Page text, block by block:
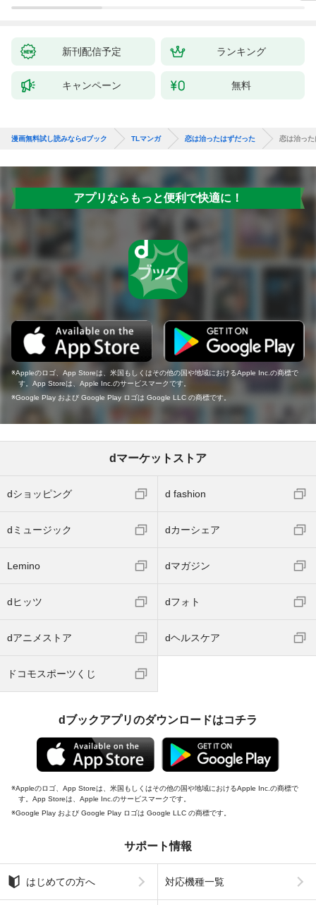
新刊配信予定 ランキング
キャンペーン 無料
漫画無料試し読みならdブック TLマンガ 恋は治ったはずだった 恋は治っ
アプリならもっと便利で快適に！
Appleのロゴ、App Storeは、米国もしくはその他の国や地域におけるApple Inc.の商標で
す。App Storeは、Apple Inc.のサービスマークです。
Google Play および Google Play ロゴは Google LLC の商標です。
dマーケットストア
dショッピング d fashion
dミュージック dカーシェア
Lemino dマガジン
dヒッツ dフォト
dアニメストア dヘルスケア
ドコモスポーツくじ
dブックアプリのダウンロードはコチラ
Appleのロゴ、App Storeは、米国もしくはその他の国や地域におけるApple Inc.の商標で
す。App Storeは、Apple Inc.のサービスマークです。
Google Play および Google Play ロゴは Google LLC の商標です。
サポート情報
はじめての方へ 対応機種一覧